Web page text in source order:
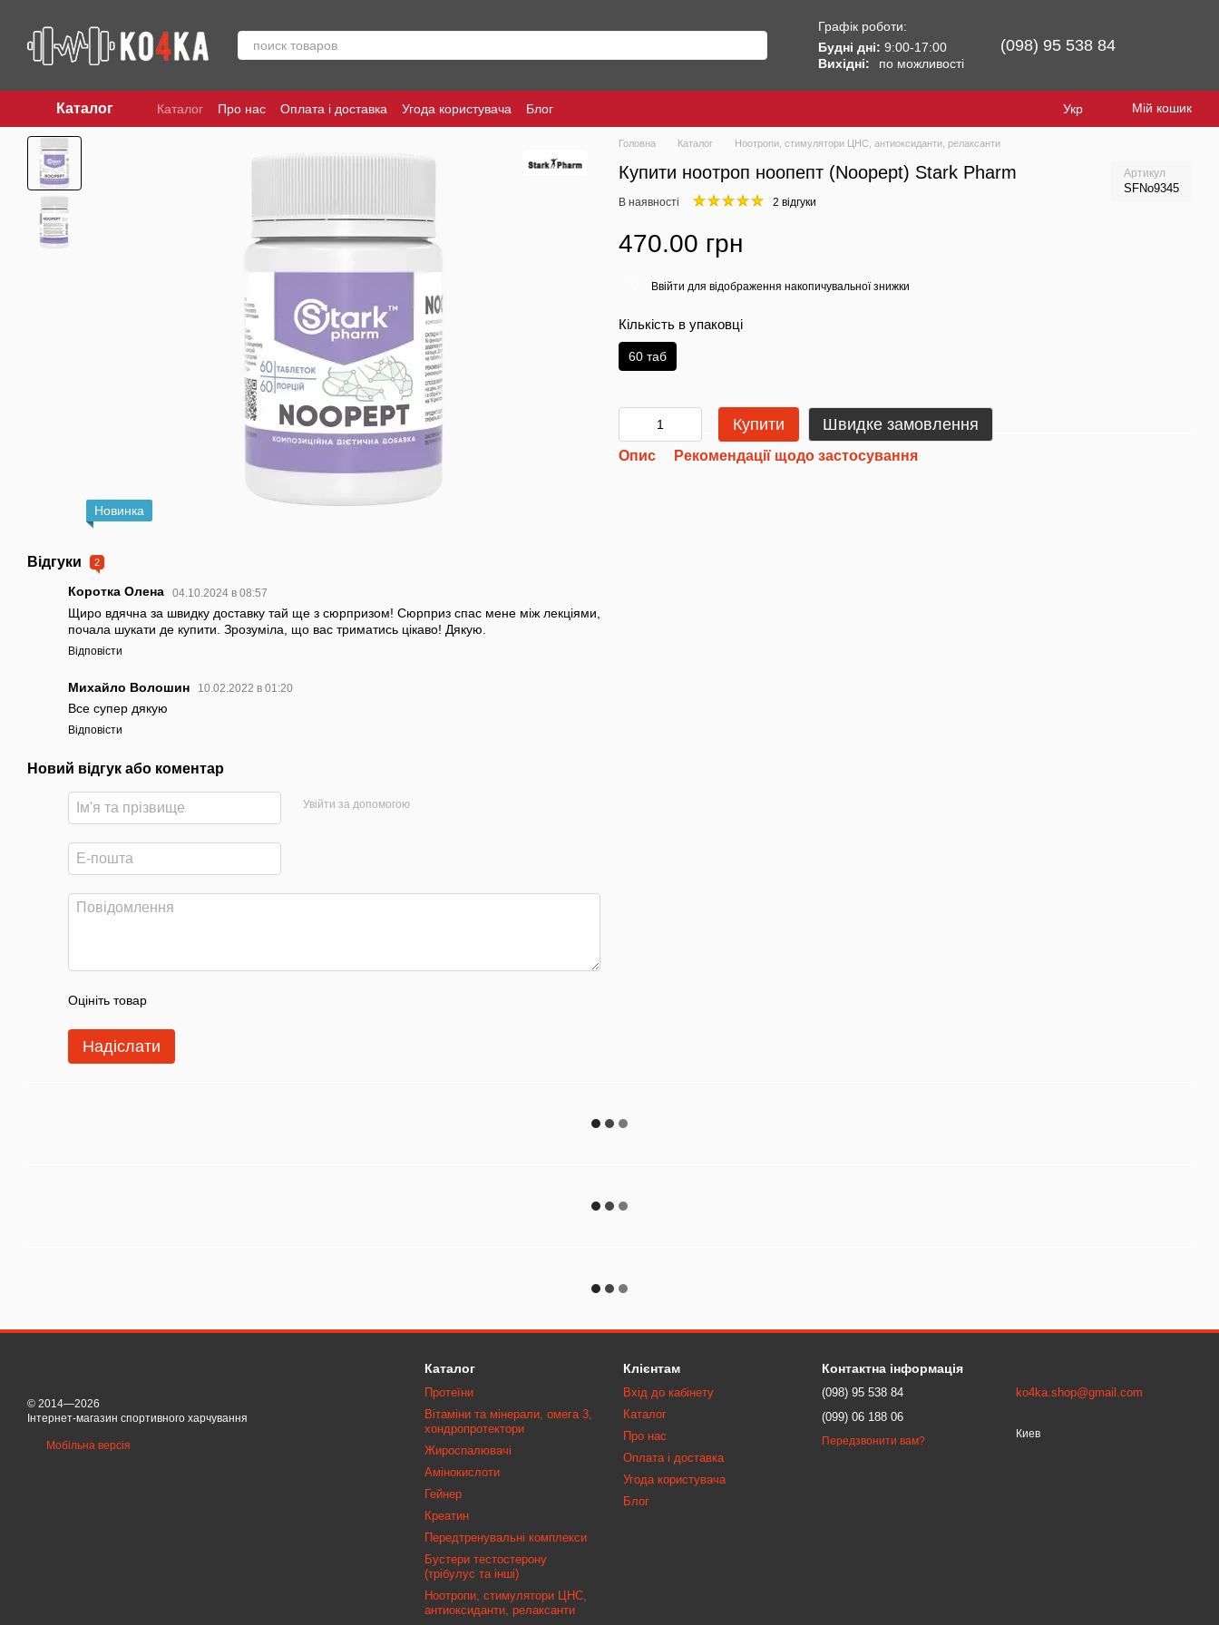
Графік роботи:
Будні дні: 9:00-17:00
Вихідні:
по можливості
(098) 95 538 84
Каталог Каталог Про нас Оплата і доставка Угода користувача Блог Укр Мій кошик
Новинка
Відгуки 2
Коротка Олена 04.10.2024 в 08:57
Щиро вдячна за швидку доставку тай ще з сюрпризом! Сюрприз спас мене між лекціями,
почала шукати де купити. Зрозуміла, що вас триматись цікаво! Дякую.
Відповісти
Михайло Волошин 10.02.2022 в 01:20
Все супер дякую
Відповісти
Новий відгук або коментар
Увійти за допомогою
Оцініть товар
Надіслати
Головна Каталог Ноотропи, стимулятори ЦНС, антиоксиданти, релаксанти
Купити ноотроп ноопепт (Noopept) Stark Pharm Артикул
SFNo9345
В наявності 2 відгуки
470.00 грн
Ввійти для відображення накопичувальної знижки
Кількість в упаковці
60 таб
Купити Швидке замовлення
Опис Рекомендації щодо застосування
© 2014—2026
Інтернет-магазин спортивного харчування
Мобільна версія
Каталог
Протеїни
Вітаміни та мінерали, омега 3,
хондропротектори
Жироспалювачі
Амінокислоти
Гейнер
Креатин
Передтренувальні комплекси
Бустери тестостерону
(трібулус та інші)
Ноотропи, стимулятори ЦНС,
антиоксиданти, релаксанти
Клієнтам
Вхід до кабінету
Каталог
Про нас
Оплата і доставка
Угода користувача
Блог
Контактна інформація
(098) 95 538 84
(099) 06 188 06
Передзвонити вам?
ko4ka.shop@gmail.com
Киев